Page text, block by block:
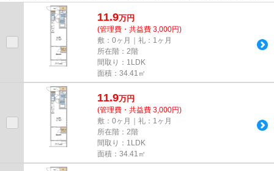
しております！最新の情報は...
11.9万円
(管理費・共益費 3,000円)
敷：0ヶ月｜礼：1ヶ月
所在階：2階
間取り：1LDK
面積：34.41㎡
11.9万円
(管理費・共益費 3,000円)
敷：0ヶ月｜礼：1ヶ月
所在階：2階
間取り：1LDK
面積：34.41㎡